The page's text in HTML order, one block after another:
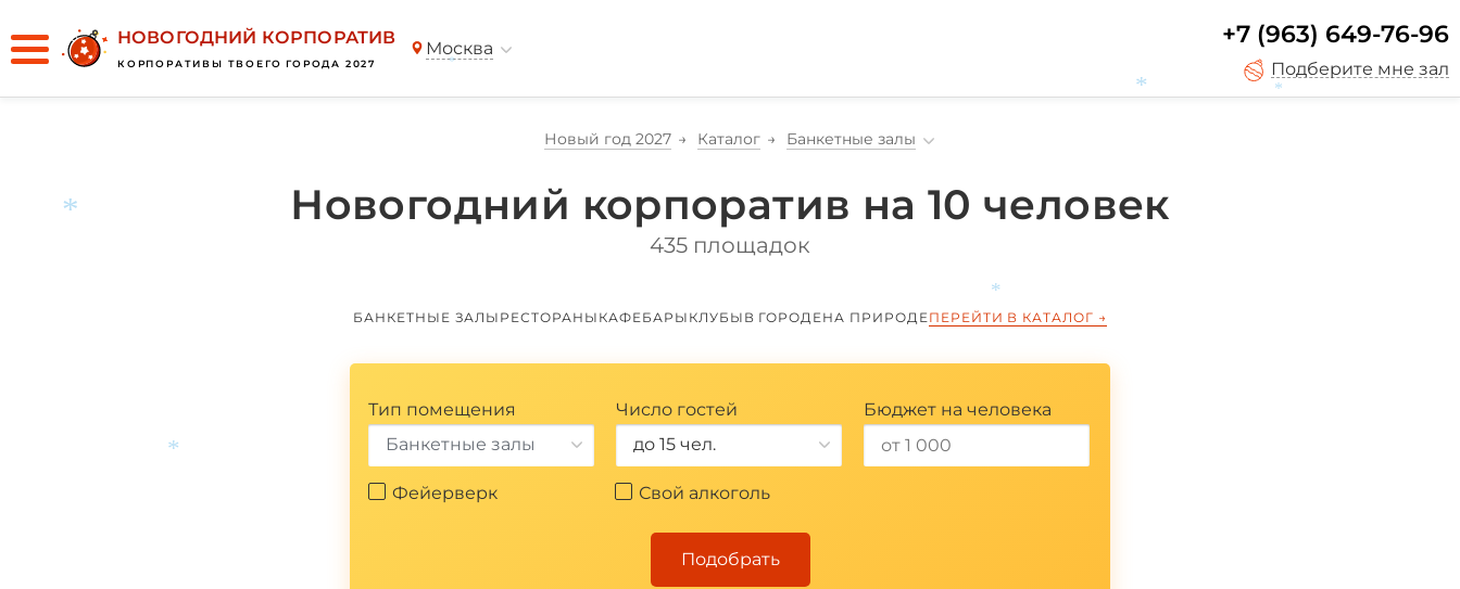
НОВОГОДНИЙ КОРПОРАТИВ
КОРПОРАТИВЫ ТВОЕГО ГОРОДА 2027
Москва +7 (963) 649-76-96
Подберите мне зал
Новый год 2027 Каталог Банкетные залы
Новогодний корпоратив на 10 человек
435 площадок
БАНКЕТНЫЕ ЗАЛЫ РЕСТОРАНЫ КАФЕБАРЫ КЛУБЫ В ГОРОДЕНА ПРИРОДЕПЕРЕЙТИ В КАТАЛОГ →
Тип помещения
Банкетные залы
Число гостей
до 15 чел.
Бюджет на человека
Фейерверк Свой алкоголь
Подобрать
*
*